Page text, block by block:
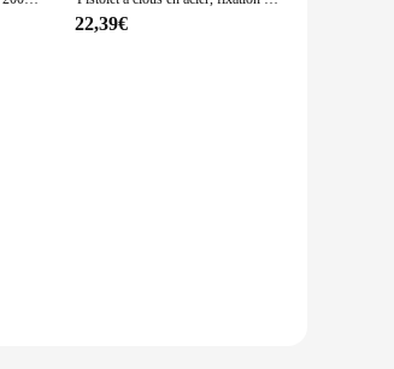
22,39€